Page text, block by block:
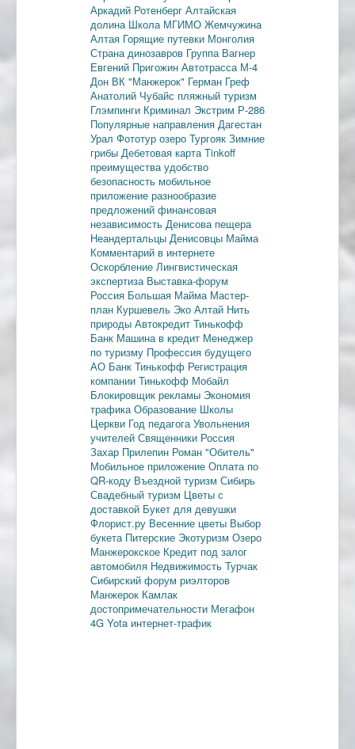
Аркадий Ротенберг Алтайская
долина Школа МГИМО Жемчужина
Алтая Горящие путевки Монголия
Страна динозавров Группа Вагнер
Евгений Пригожин Автотрасса М-4
Дон ВК "Манжерок" Герман Греф
Анатолий Чубайс пляжный туризм
Глэмпинги Криминал Экстрим Р-286
Популярные направления Дагестан
Урал Фототур озеро Тургояк Зимние
грибы Дебетовая карта Tinkoff
преимущества удобство
безопасность мобильное
приложение разнообразие
предложений финансовая
независимость Денисова пещера
Неандертальцы Денисовцы Майма
Комментарий в интернете
Оскорбление Лингвистическая
экспертиза Выставка-форум
Россия Большая Майма Мастер-
план Куршевель Эко Алтай Нить
природы Автокредит Тинькофф
Банк Машина в кредит Менеджер
по туризму Профессия будущего
АО Банк Тинькофф Регистрация
компании Тинькофф Мобайл
Блокировщик рекламы Экономия
трафика Образование Школы
Церкви Год педагога Увольнения
учителей Священники Россия
Захар Прилепин Роман "Обитель"
Мобильное приложение Оплата по
QR-коду Въездной туризм Сибирь
Свадебный туризм Цветы с
доставкой Букет для девушки
Флорист.ру Весенние цветы Выбор
букета Питерские Экотуризм Озеро
Манжерокское Кредит под залог
автомобиля Недвижимость Турчак
Сибирский форум риэлторов
Манжерок Камлак
достопримечательности Мегафон
4G Yota интернет-трафик